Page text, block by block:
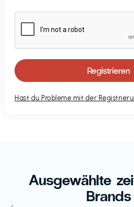
Hast du Probleme mit der
Ausgewählte
Brands